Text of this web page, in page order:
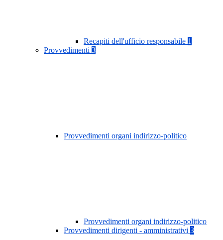
Recapiti dell'ufficio responsabile 1
Provvedimenti 3
Provvedimenti organi indirizzo-politico
Provvedimenti organi indirizzo-politico
Provvedimenti dirigenti - amministrativi 3